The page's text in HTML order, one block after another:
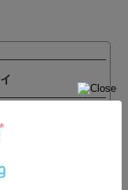
わって
ルの技術を持つ